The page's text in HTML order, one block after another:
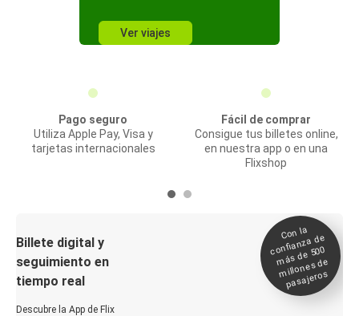
Ver viajes
Pago seguro
Utiliza Apple Pay, Visa y
tarjetas internacionales
Fácil de comprar
Consigue tus billetes online,
en nuestra app o en una
Flixshop
Billete digital y
seguimiento en
tiempo real
Descubre la App de Flix
Con la
confianza de
más de 500
millones de
pasajeros